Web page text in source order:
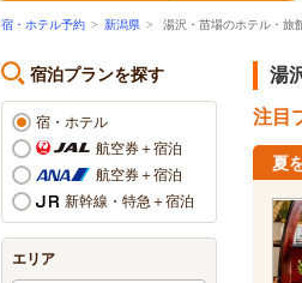
宿・ホテル予約 > 新潟県 > 湯沢・苗場のホテル・旅
宿泊プランを探す
宿・ホテル
航空券＋宿泊
航空券＋宿泊
新幹線・特急＋宿泊
エリア
湯
注目
夏